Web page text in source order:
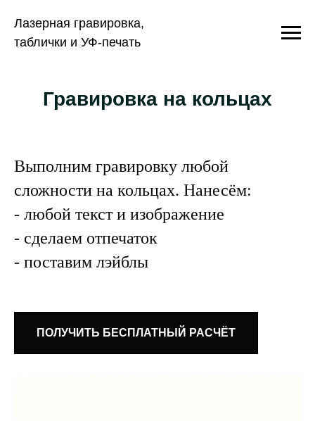
Лазерная гравировка,
таблички и УФ-печать
Гравировка на кольцах
Выполним гравировку любой
сложности на кольцах. Нанесём:
- любой текст и изображение
- сделаем отпечаток
- поставим лэйблы
ПОЛУЧИТЬ БЕСПЛАТНЫЙ РАСЧЁТ